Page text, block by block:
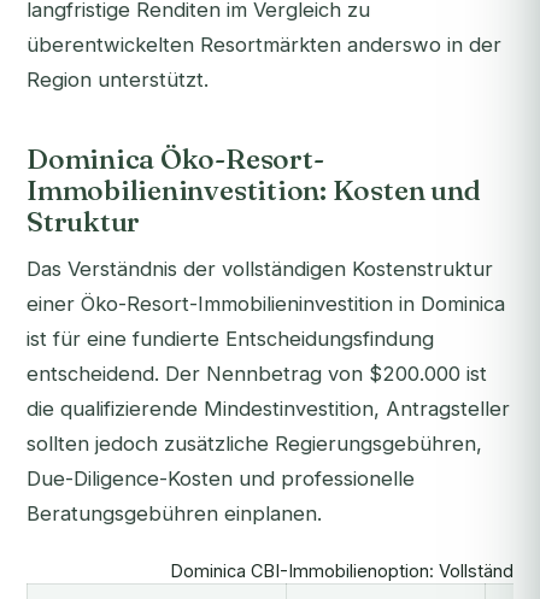
langfristige Renditen im Vergleich zu
überentwickelten Resortmärkten anderswo in der
Region unterstützt.
Dominica Öko-Resort-
Immobilieninvestition: Kosten und
Struktur
Das Verständnis der vollständigen Kostenstruktur
einer Öko-Resort-Immobilieninvestition in Dominica
ist für eine fundierte Entscheidungsfindung
entscheidend. Der Nennbetrag von $200.000 ist
die qualifizierende Mindestinvestition, Antragsteller
sollten jedoch zusätzliche Regierungsgebühren,
Due-Diligence-Kosten und professionelle
Beratungsgebühren einplanen.
Dominica CBI-Immobilienoption: